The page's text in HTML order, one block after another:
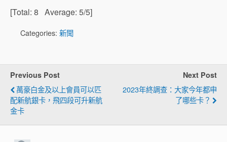
[Total: 8 Average: 5/5]
Categories: 新聞
Previous Post
萬豪白金及以上會員可以匹
配新航銀卡，飛四段可升新航
金卡
Next Post
2023年終調查：大家今年都申
了哪些卡？